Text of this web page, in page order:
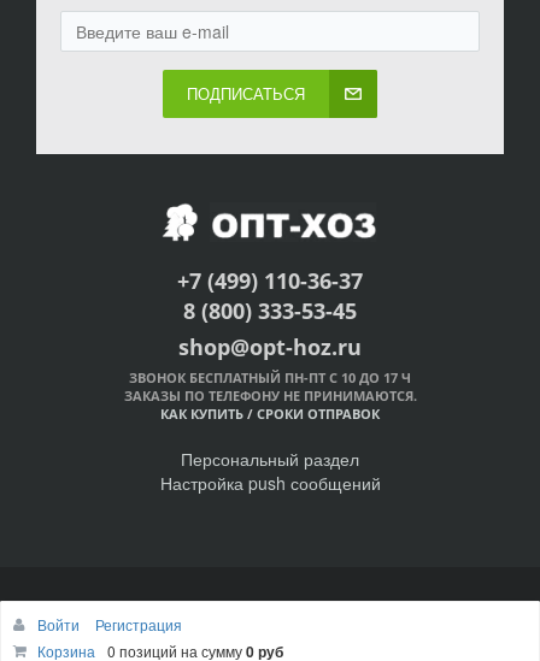
ПОДПИСАТЬСЯ
+7 (499) 110-36-37
8 (800) 333-53-45
shop@opt-hoz.ru
ЗВОНОК БЕСПЛАТНЫЙ ПН-ПТ С 10 ДО 17 Ч
ЗАКАЗЫ ПО ТЕЛЕФОНУ НЕ ПРИНИМАЮТСЯ.
КАК КУПИТЬ / СРОКИ ОТПРАВОК
Персональный раздел
Настройка push сообщений
© Интернет-магазин ОПТ-ХОЗ, 2011-2026
Войти
Регистрация
Корзина
0 позиций на сумму0 руб